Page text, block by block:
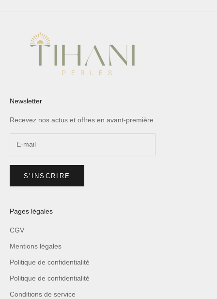
Newsletter
Recevez nos actus et offres en avant-première.
S'INSCRIRE
Pages légales
CGV
Mentions légales
Politique de confidentialité
Politique de confidentialité
Conditions de service